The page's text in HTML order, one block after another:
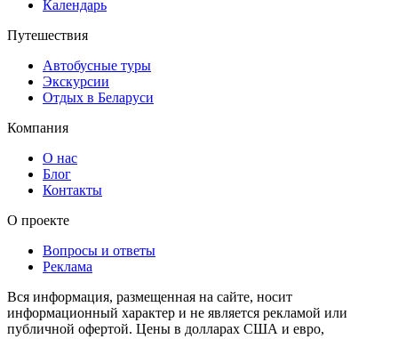
Календарь
Путешествия
Автобусные туры
Экскурсии
Отдых в Беларуси
Компания
О нас
Блог
Контакты
О проекте
Вопросы и ответы
Реклама
Вся информация, размещенная на сайте, носит
информационный характер и не является рекламой или
публичной офертой. Цены в долларах США и евро,